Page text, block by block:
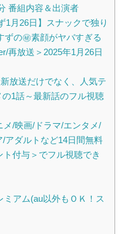
番組内容＆出演者
月26日】スナックで独り
ずの㊙素顔がヤバすぎる
再放送＞2025年1月26日
放送だけでなく、人気テ
1話～最新話のフル視聴
/映画/ドラマ/エンタメ/
アダルトなど14日間無料
ト付与＞でフル視聴でき
アム(au以外もＯＫ！ス